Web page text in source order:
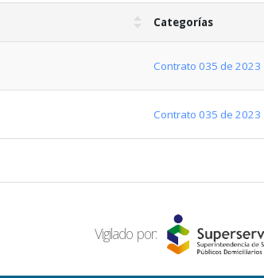
Categorías
Contrato 035 de 2023
Contrato 035 de 2023
Vigilado por: